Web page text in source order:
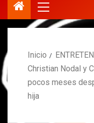
Inicio
Christian Nodal y
pocos meses
hija